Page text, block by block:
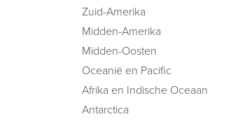
Zuid-Amerika
Midden-Amerika
Midden-Oosten
Oceanië en Pacific
Afrika en Indische Oceaan
Antarctica